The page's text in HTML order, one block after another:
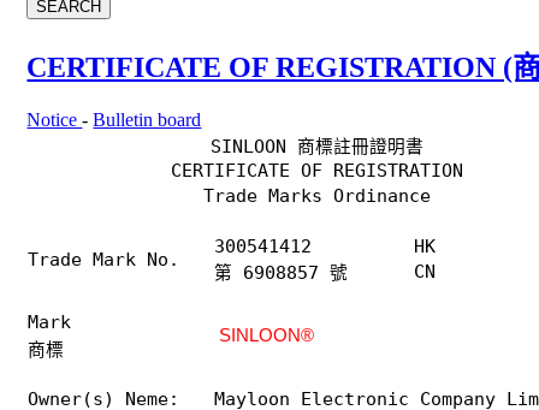
CERTIFICATE OF REGISTRATION (
Notice-Bulletin board
SINLOON 商標註冊證明書
CERTIFICATE OF REGISTRATION
Trade Marks Ordinance
Trade Mark No.
300541412
HK
第 6908857 號
CN
Mark
SINLOON®
商標
Owner(s) Neme:
Mayloon Electronic Company